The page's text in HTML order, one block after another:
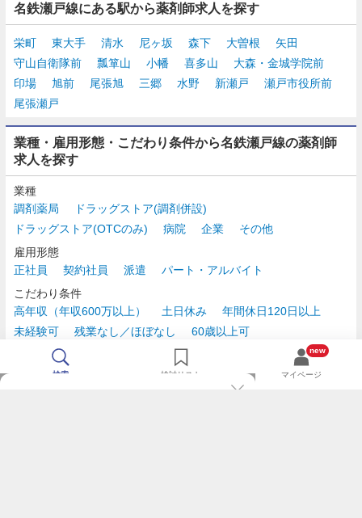
名鉄瀬戸線にある駅から薬剤師求人を探す
栄町 東大手 清水 尼ヶ坂 森下 大曽根
矢田
守山自衛隊前
瓢箪山 小幡 喜多山
大森・金城学院前
印場
旭前 尾張旭 三郷 水野 新瀬戸
瀬戸市役所前
尾張瀬戸
業種・雇用形態・こだわり条件から名鉄瀬戸線の薬剤師
求人を探す
業種
調剤薬局
ドラッグストア(調剤併設)
ドラッグストア(OTCのみ)
病院 企業
その他
雇用形態
正社員
契約社員 派遣
パート・アルバイト
こだわり条件
高年収（年収600万以上）
土日休み
年間休日120日以上
未経験可
残業なし／ほぼなし
60歳以上可
時給2,500円以上
検索 検討リスト
new
マイページ